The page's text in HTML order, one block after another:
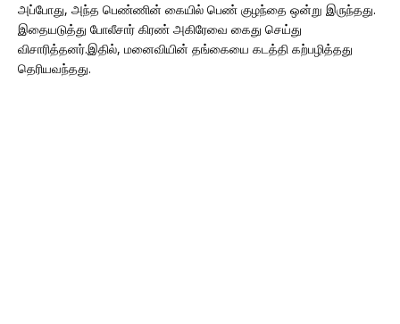
அப்போது, அந்த பெண்ணின் கையில் பெண் குழந்தை ஒன்று இருந்தது.
இதையடுத்து போலீசார் கிரண் அகிரேவை கைது செய்து
விசாரித்தனர்.இதில், மனைவியின் தங்கையை கடத்தி கற்பழித்தது
தெரியவந்தது.